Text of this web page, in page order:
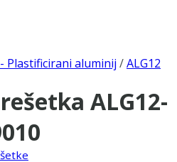
Plastificirani aluminij /ALG12
ALG12-